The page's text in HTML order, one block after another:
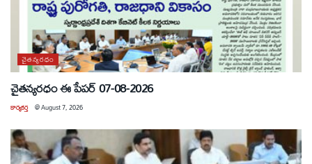
చైతన్యరధం
చైతన్యరధం ఈ పేపర్ 07-08-2026
కార్యకర్త @August 7, 2026